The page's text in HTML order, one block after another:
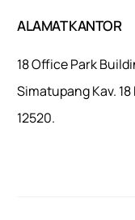
ALAMAT KANTOR
18 Office Park
Simatupang Kav.
12520.